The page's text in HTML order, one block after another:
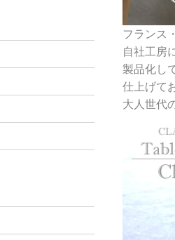
フランス
自社工房
製品化し
仕上げて
大人世代